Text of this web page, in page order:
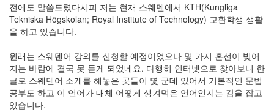
전에도 말씀드렸다시피 저는 현재 스웨덴에서 KTH(Kungliga
Tekniska Högskolan; Royal Institute of Technology) 교환학생 생활
을 하고 있습니다.
원래는 스웨덴어 강의를 신청할 예정이었으나 몇 가지 혼선이 빚어
지는 바람에 결국 못 듣게 되었네요. 다행히 인터넷으로 찾아보니 한
글로 스웨덴어 소개를 해놓은 곳들이 몇 군데 있어서 기본적인 문법
공부도 하고 이 언어가 대체 어떻게 생겨먹은 언어인지는 감을 잡고
있습니다.